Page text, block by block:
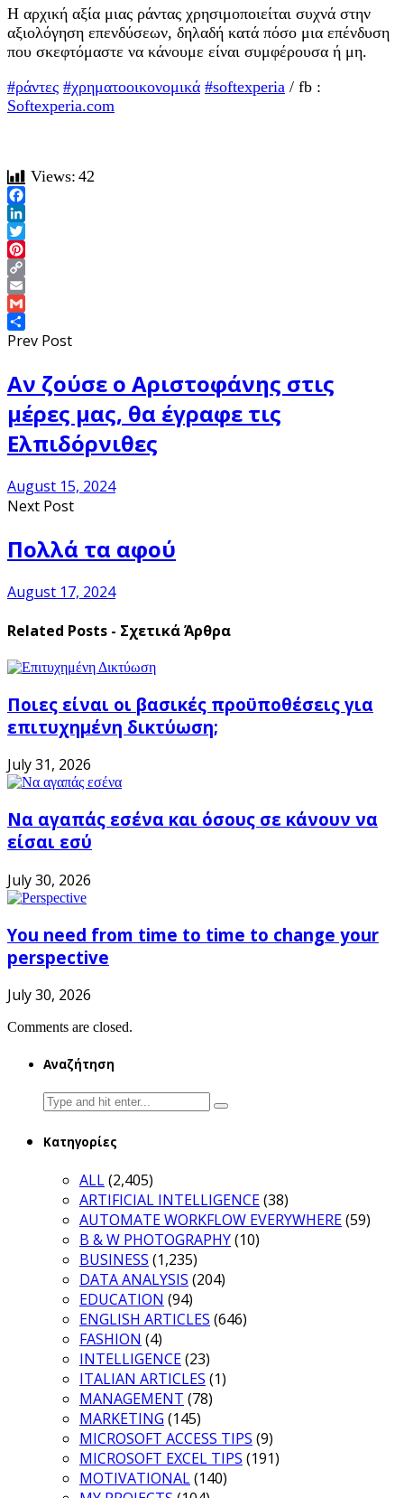
Η αρχική αξία μιας ράντας χρησιμοποιείται συχνά στην
αξιολόγηση επενδύσεων, δηλαδή κατά πόσο μια επένδυση
που σκεφτόμαστε να κάνουμε είναι συμφέρουσα ή μη.
#ράντες #χρηματοοικονομικά #softexperia / fb :
Softexperia.com
Views: 42
Facebook
LinkedIn
Twitter
Pinterest
Copy
Link
Email
Gmail
Share
Prev Post
Αν ζούσε ο Αριστοφάνης στις
μέρες μας, θα έγραφε τις
Ελπιδόρνιθες
August 15, 2024
Next Post
Πολλά τα αφού
August 17, 2024
Related Posts - Σχετικά Άρθρα
Ποιες είναι οι βασικές προϋποθέσεις για
επιτυχημένη δικτύωση;
July 31, 2026
Να αγαπάς εσένα και όσους σε κάνουν να
είσαι εσύ
July 30, 2026
You need from time to time to change your
perspective
July 30, 2026
Comments are closed.
Αναζήτηση
Search
for:
Κατηγορίες
ALL(2,405)
ARTIFICIAL INTELLIGENCE(38)
AUTOMATE WORKFLOW EVERYWHERE(59)
B & W PHOTOGRAPHY(10)
BUSINESS (1,235)
DATA ANALYSIS (204)
EDUCATION (94)
ENGLISH ARTICLES (646)
FASHION (4)
INTELLIGENCE(23)
ITALIAN ARTICLES (1)
MANAGEMENT (78)
MARKETING (145)
MICROSOFT ACCESS TIPS (9)
MICROSOFT EXCEL TIPS (191)
MOTIVATIONAL(140)